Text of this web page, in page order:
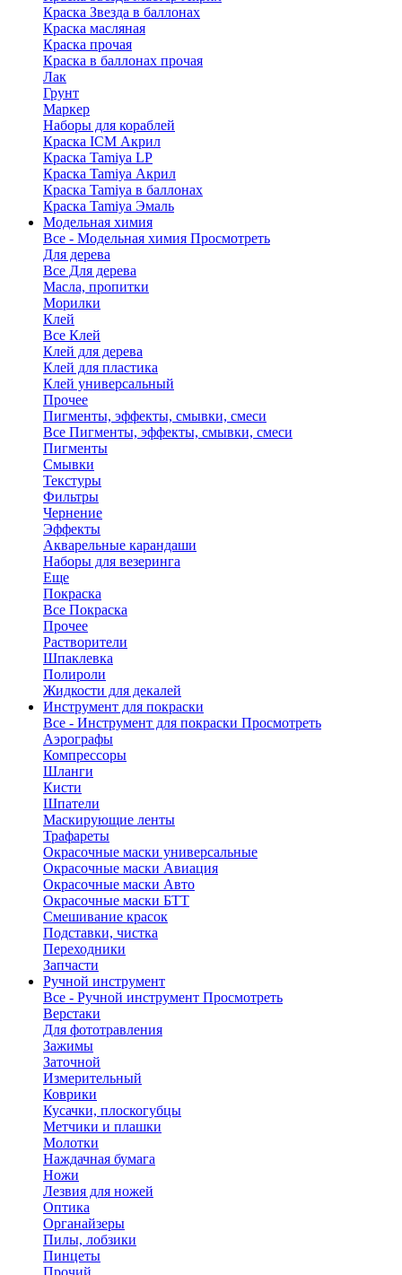
Краска Звезда в баллонах
Краска масляная
Краска прочая
Краска в баллонах прочая
Лак
Грунт
Маркер
Наборы для кораблей
Краска ICM Акрил
Краска Tamiya LP
Краска Tamiya Акрил
Краска Tamiya в баллонах
Краска Tamiya Эмаль
Модельная химия
Все - Модельная химия Просмотреть
Для дерева
Все Для дерева
Масла, пропитки
Морилки
Клей
Все Клей
Клей для дерева
Клей для пластика
Клей универсальный
Прочее
Пигменты, эффекты, смывки, смеси
Все Пигменты, эффекты, смывки, смеси
Пигменты
Смывки
Текстуры
Фильтры
Чернение
Эффекты
Акварельные карандаши
Наборы для везеринга
Еще
Покраска
Все Покраска
Прочее
Растворители
Шпаклевка
Полироли
Жидкости для декалей
Инструмент для покраски
Все - Инструмент для покраски Просмотреть
Аэрографы
Компрессоры
Шланги
Кисти
Шпатели
Маскирующие ленты
Трафареты
Окрасочные маски универсальные
Окрасочные маски Авиация
Окрасочные маски Авто
Окрасочные маски БТТ
Смешивание красок
Подставки, чистка
Переходники
Запчасти
Ручной инструмент
Все - Ручной инструмент Просмотреть
Верстаки
Для фототравления
Зажимы
Заточной
Измерительный
Коврики
Кусачки, плоскогубцы
Метчики и плашки
Молотки
Наждачная бумага
Ножи
Лезвия для ножей
Оптика
Органайзеры
Пилы, лобзики
Пинцеты
Прочий